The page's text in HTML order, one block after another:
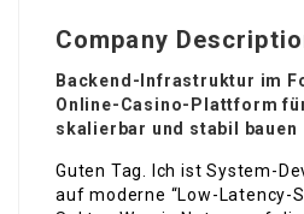
Company
Backend-Infrastruktur im
Online-Casino-Plattform
skalierbar und stabil bauen
Guten Tag. Ich ist System-
auf moderne “Low-Latency-